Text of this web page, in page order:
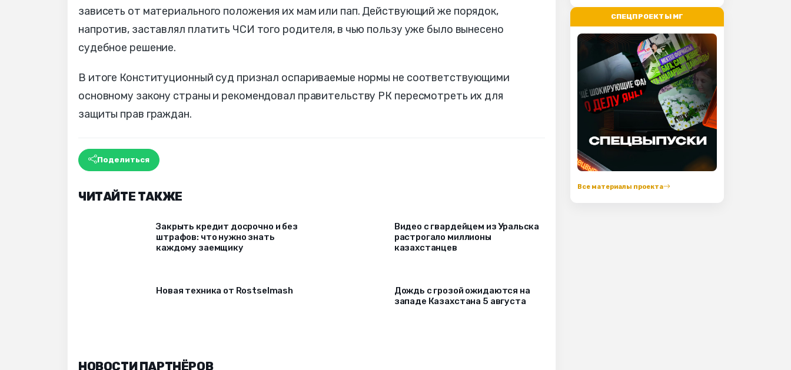
зависеть от материального положения их мам или пап. Действующий же порядок,
напротив, заставлял платить ЧСИ того родителя, в чью пользу уже было вынесено
судебное решение.
В итоге Конституционный суд признал оспариваемые нормы не соответствующими
основному закону страны и рекомендовал правительству РК пересмотреть их для
защиты прав граждан.
Поделиться
ЧИТАЙТЕ ТАКЖЕ
Закрыть кредит досрочно и без
штрафов: что нужно знать
каждому заемщику
Видео с гвардейцем из Уральска
растрогало миллионы
казахстанцев
Новая техника от Rostselmash
Дождь с грозой ожидаются на
западе Казахстана 5 августа
НОВОСТИ ПАРТНЁРОВ
СПЕЦПРОЕКТЫ МГ
Все материалы проекта